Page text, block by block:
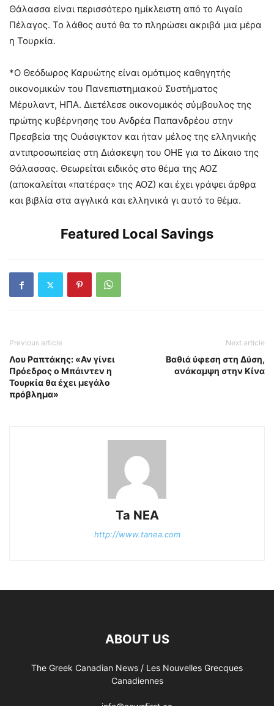
Θάλασσα είναι περισσότερο ημίκλειστη από το Αιγαίο
Πέλαγος. Το λάθος αυτό θα το πληρώσει ακριβά μια μέρα
η Τουρκία.
*Ο Θεόδωρος Καρυώτης είναι ομότιμος καθηγητής
οικονομικών του Πανεπιστημιακού Συστήματος
Μέρυλαντ, ΗΠΑ. Διετέλεσε οικονομικός σύμβουλος της
πρώτης κυβέρνησης του Ανδρέα Παπανδρέου στην
Πρεσβεία της Ουάσιγκτον και ήταν μέλος της ελληνικής
αντιπροσωπείας στη Διάσκεψη του ΟΗΕ για το Δίκαιο της
Θάλασσας. Θεωρείται ειδικός στο θέμα της ΑΟΖ
(αποκαλείται «πατέρας» της ΑΟΖ) και έχει γράψει άρθρα
και βιβλία στα αγγλικά και ελληνικά γι αυτό το θέμα.
Featured Local Savings
Previous article
Λου Ραπτάκης: «Αν γίνει
Πρόεδρος ο Μπάιντεν η
Τουρκία θα έχει μεγάλο
πρόβλημα»
Next article
Βαθιά ύφεση στη Δύση,
ανάκαμψη στην Κίνα
Ta NEA
http://www.tanea.com
ABOUT US
The Greek Canadian News / Les Nouvelles Grecques
Canadiennes